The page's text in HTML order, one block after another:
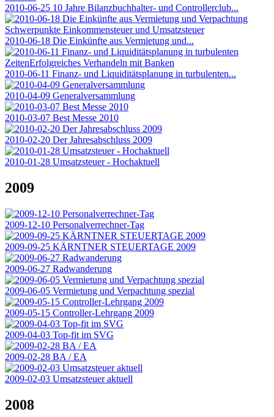
2010-06-25 10 Jahre Bilanzbuchhalter- und Controllerclub...
2010-06-18 Die Einkünfte aus Vermietung und...
2010-06-11 Finanz- und Liquiditätsplanung in turbulenten...
2010-04-09 Generalversammlung
2010-03-07 Best Messe 2010
2010-02-20 Der Jahresabschluss 2009
2010-01-28 Umsatzsteuer - Hochaktuell
2009
2009-12-10 Personalverrechner-Tag
2009-09-25 KÄRNTNER STEUERTAGE 2009
2009-06-27 Radwanderung
2009-06-05 Vermietung und Verpachtung spezial
2009-05-15 Controller-Lehrgang 2009
2009-04-03 Top-fit im SVG
2009-02-28 BA / EA
2009-02-03 Umsatzsteuer aktuell
2008